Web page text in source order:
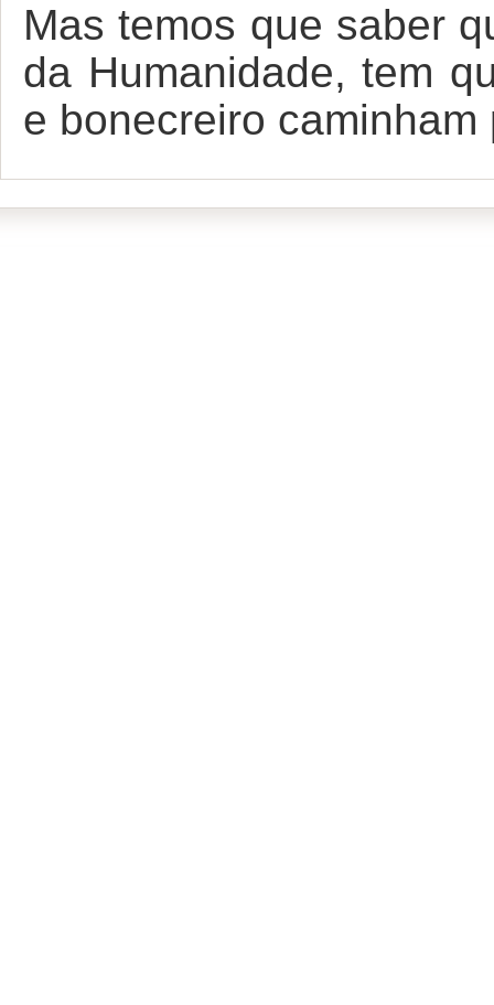
Mas temos que saber
da Humanidade, tem
e bonecreiro